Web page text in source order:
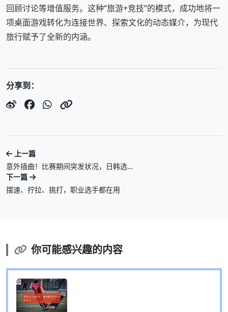
回顾讨论等增值服务。这种“旅游+竞技”的模式，成功地将一
项桌面游戏转化为连接世界、探索文化的动态媒介，为现代
旅行赋予了全新的内涵。
分享到：
上一篇
意外插曲！比赛期间突发状况，日韩选…
下一篇
摆速、拧拉、挑打，职业选手都在用
你可能感兴趣的内容